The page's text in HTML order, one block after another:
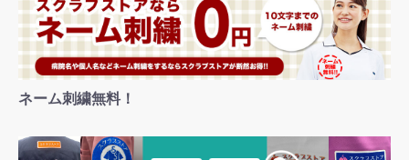
ネーム刺繍無料！